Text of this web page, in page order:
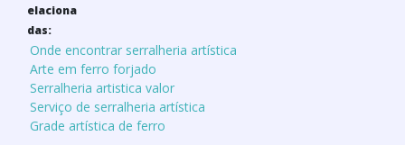
elaciona
das:
Onde encontrar serralheria artística
Arte em ferro forjado
Serralheria artistica valor
Serviço de serralheria artística
Grade artística de ferro